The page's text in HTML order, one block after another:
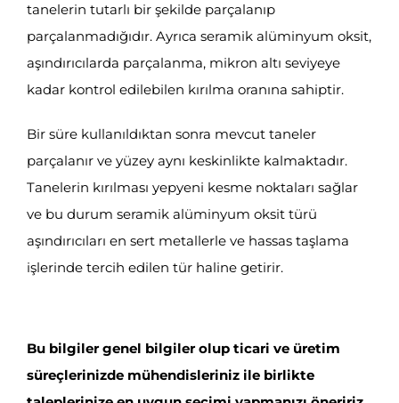
tanelerin tutarlı bir şekilde parçalanıp
parçalanmadığıdır. Ayrıca seramik alüminyum oksit,
aşındırıcılarda parçalanma, mikron altı seviyeye
kadar kontrol edilebilen kırılma oranına sahiptir.
Bir süre kullanıldıktan sonra mevcut taneler
parçalanır ve yüzey aynı keskinlikte kalmaktadır.
Tanelerin kırılması yepyeni kesme noktaları sağlar
ve bu durum seramik alüminyum oksit türü
aşındırıcıları en sert metallerle ve hassas taşlama
işlerinde tercih edilen tür haline getirir.
Bu bilgiler genel bilgiler olup ticari ve üretim
süreçlerinizde mühendisleriniz ile birlikte